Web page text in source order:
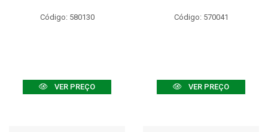
Código: 580130
VER PREÇO
Código: 570041
VER PREÇO